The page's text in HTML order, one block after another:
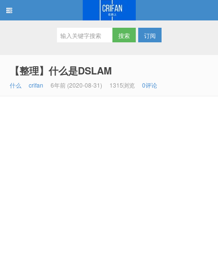
订阅
【整理】什么是DSLAM
什么 crifan 6年前 (2020-08-31) 1315浏览 0评论